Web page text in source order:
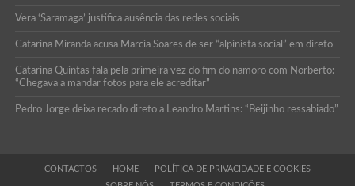
Vera ‘Saramaga’ justifica ausência das redes sociais
Catarina Miranda acusa Marcia Soares de ser “alpinista social” em direto
Catarina Quintas fala pela primeira vez do fim do namoro com Norberto:
“Chegava a mandar fotos para ele acreditar”
Pedro Jorge deixa recado direto a Leandro Martins: “Beijinho ressabiado”
CONTACTOS HOME
POLÍTICA DE PRIVACIDADE E COOKIES